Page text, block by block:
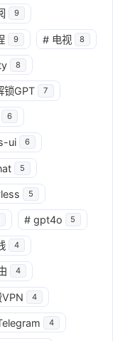
9
9 # 电视 8
8
锁GPT 7
6
ui 6
5
5
# gpt4o 5
4
4
VPN 4
4